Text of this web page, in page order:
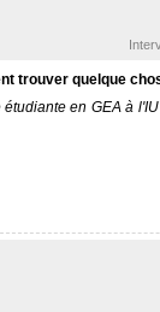
trouver quelque
en GEA à